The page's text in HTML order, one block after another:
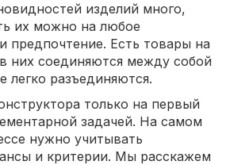
изделий много,
их можно на любое
предпочтение. Есть товары на
них соединяются между собой
легко разъединяются.
только на первый
задачей. На самом
нужно учитывать
и критерии. Мы расскажем